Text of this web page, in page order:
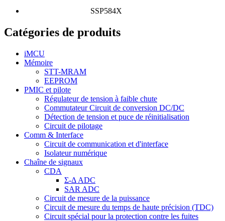
SSP584X
Catégories de produits
iMCU
Mémoire
STT-MRAM
EEPROM
PMIC et pilote
Régulateur de tension à faible chute
Commutateur Circuit de conversion DC/DC
Détection de tension et puce de réinitialisation
Circuit de pilotage
Comm & Interface
Circuit de communication et d'interface
Isolateur numérique
Chaîne de signaux
CDA
Σ-Δ ADC
SAR ADC
Circuit de mesure de la puissance
Circuit de mesure du temps de haute précision (TDC)
Circuit spécial pour la protection contre les fuites